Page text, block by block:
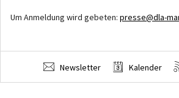
Um Anmeldung wird gebeten: presse@dla-
Newsletter Kalender